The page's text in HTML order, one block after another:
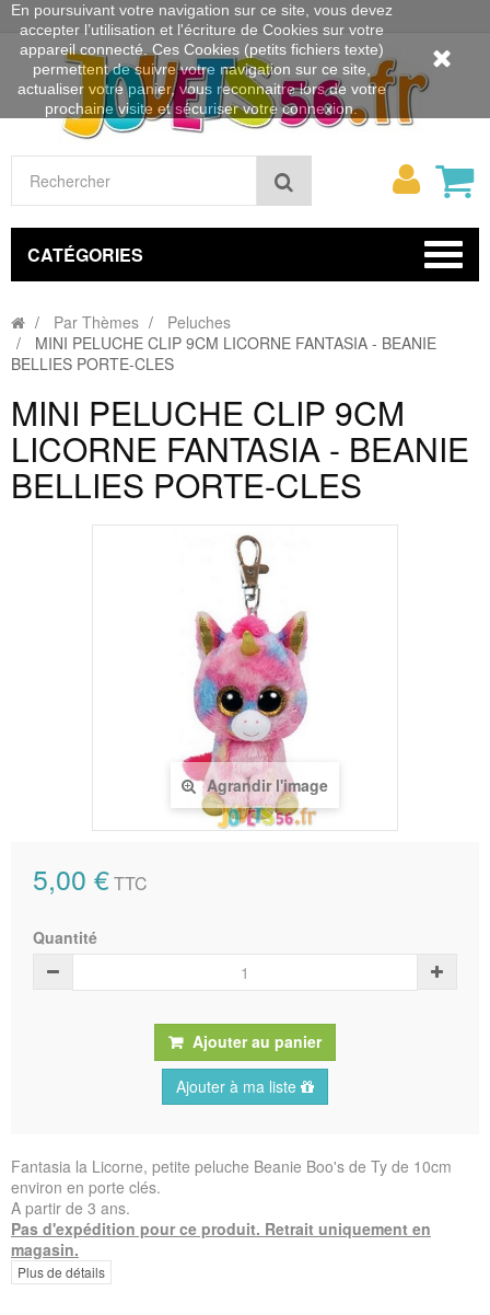
Rechercher
Mon
CATÉGORIES
Par Thèmes
Peluches
MINI PELUCHE CLIP 9CM LICORNE FANTASIA - BEANIE
BELLIES PORTE-CLES
MINI PELUCHE CLIP 9CM
LICORNE FANTASIA - BEANIE
BELLIES PORTE-CLES
Agrandir l'image
5,00 €TTC
Quantité
Ajouter au panier
Ajouter à ma liste
Fantasia la Licorne, petite peluche Beanie Boo's de Ty de 10cm
environ en porte clés.
A partir de 3 ans.
Pas d'expédition pour ce produit. Retrait uniquement en
magasin.
Plus de détails
En poursuivant votre navigation sur ce site, vous devez
accepter l’utilisation et l'écriture de Cookies sur votre
appareil connecté. Ces Cookies (petits fichiers texte)
permettent de suivre votre navigation sur ce site,
actualiser votre panier, vous reconnaitre lors de votre
prochaine visite et sécuriser votre connexion.